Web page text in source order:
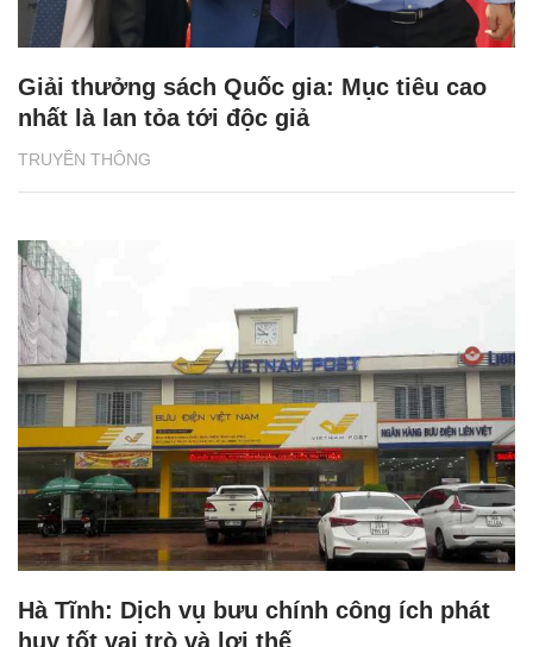
TRUYỀN THÔNG
Giải thưởng sách Quốc gia: Mục tiêu cao
nhất là lan tỏa tới độc giả
Hà Tĩnh: Dịch vụ bưu chính công ích phát
huy tốt vai trò và lợi thế